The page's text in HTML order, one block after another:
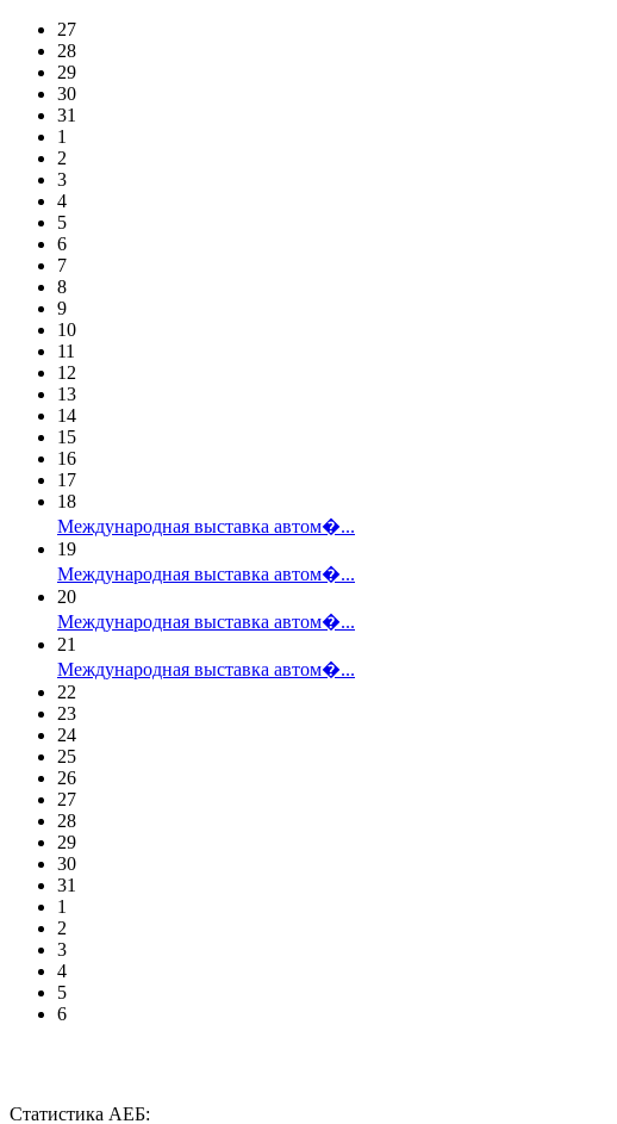
27
28
29
30
31
1
2
3
4
5
6
7
8
9
10
11
12
13
14
15
16
17
18
Международная выставка автом�...
19
Международная выставка автом�...
20
Международная выставка автом�...
21
Международная выставка автом�...
22
23
24
25
26
27
28
29
30
31
1
2
3
4
5
6
Статистика АЕБ: